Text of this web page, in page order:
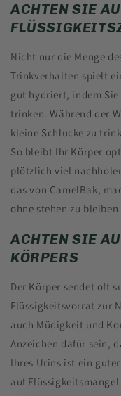
ACHTEN SIE
Nicht nur die Menge
Trinkverhalten spielt
gut hydriert, indem
trinken. Während der
kleine Schlucke zu
So bleibt Ihr Körper
plötzlich viel
das von CamelBak,
ohne stehen zu
ACHTEN SIE
KÖRPERS
Der Körper sendet oft
Flüssigkeitsvorrat zur
auch Müdigkeit und
Anzeichen dafür sein,
Ihres Urins ist ein
auf